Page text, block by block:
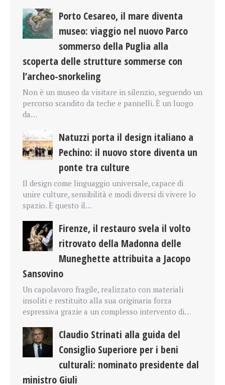
Porto Cesareo, il mare diventa
museo: viaggio nel nuovo Parco
sommerso della Puglia alla
scoperta delle strutture sommerse con
l’archeo-snorkeling
Non è un museo da visitare in silenzio, seguendo un
percorso scandito da teche e pannelli. È un luogo
da…
Natuzzi porta il design italiano a
Pechino: il nuovo store diventa un
ponte tra culture
Il design come linguaggio universale, capace di
unire culture, sensibilità e modi diversi di vivere lo
spazio. È questo il…
Firenze, il restauro svela il volto
ritrovato della Madonna delle
Muneghette attribuita a Jacopo
Sansovino
Un capolavoro fragile, realizzato con materiali
insoliti e restituito alla sua originaria forza
espressiva grazie a un complesso intervento di…
Claudio Strinati alla guida del
Consiglio Superiore per i beni
culturali: nominato presidente dal
ministro Giuli